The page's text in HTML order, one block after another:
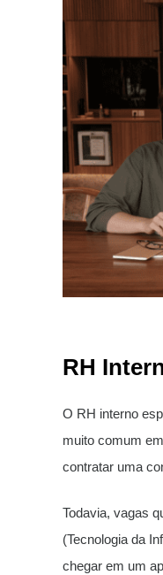
RH
O RH interno
muito comum
contratar uma
Todavia, vagas
(Tecnologia da
chegar em um